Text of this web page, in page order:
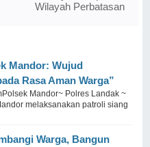
Wilayah Perbatasan
Mandor: Wujud
Rasa Aman Warga”
Mandor~ Polres Landak ~
melaksanakan patroli siang
Warga, Bangun